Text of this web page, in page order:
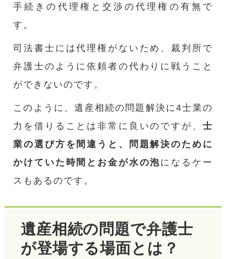
手続きの代理権と交渉の代理権の有無で
す。
司法書士には代理権がないため、裁判所で
弁護士のように依頼者の代わりに戦うこと
ができないのです。
このように、遺産相続の問題解決に4士業の
力を借りることは非常に良いのですが、 士
業の選び方を間違うと、問題解決のために
かけていた時間とお金が水の泡になるケー
スもあるのです。
遺産相続の問題で弁護士
が登場する場面とは？